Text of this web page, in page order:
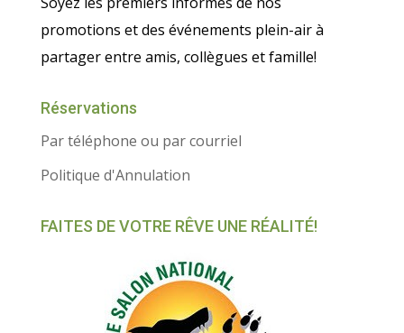
promotions et des événements plein-air à
partager entre amis, collègues et famille!
Réservations
Par téléphone ou par courriel
Politique d'Annulation
FAITES DE VOTRE RÊVE UNE RÉALITÉ!